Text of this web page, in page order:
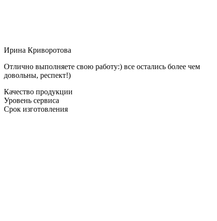
Ирина Криворотова
Отлично выполняете свою работу:) все остались более чем
довольны, респект!)
Качество продукции
Уровень сервиса
Срок изготовления